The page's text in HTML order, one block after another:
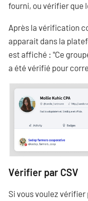
fourni, ou vérifier que
Après la vérification
apparait dans la
est affiché : "Ce
a été vérifié pour
Vérifier par CSV
Si vous voulez vérifier